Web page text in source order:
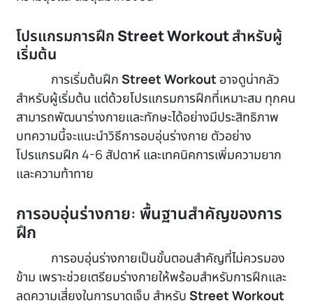
โปรแกรมการฝึก Street Workoutสำหรับผู้
เริ่มต้น
การเริ่มต้นฝึกStreet Workout อาจดูน่ากลัว
สำหรับผู้เริ่มต้น แต่ด้วยโปรแกรมการฝึกที่เหมาะสม ทุกคน
สามารถพัฒนาร่างกายและทักษะได้อย่างมีประสิทธิภาพ
บทความนี้จะแนะนำวิธีการอบอุ่นร่างกาย ตัวอย่าง
โปรแกรมฝึก 4-6 สัปดาห์ และเทคนิคการเพิ่มความยาก
และความท้าทาย
การอบอุ่นร่างกาย: พื้นฐานสำคัญของการ
ฝึก
การอบอุ่นร่างกายเป็นขั้นตอนสำคัญที่ไม่ควรมอง
ข้าม เพราะช่วยเตรียมร่างกายให้พร้อมสำหรับการฝึกและ
ลดความเสี่ยงในการบาดเจ็บ สำหรับStreet Workout